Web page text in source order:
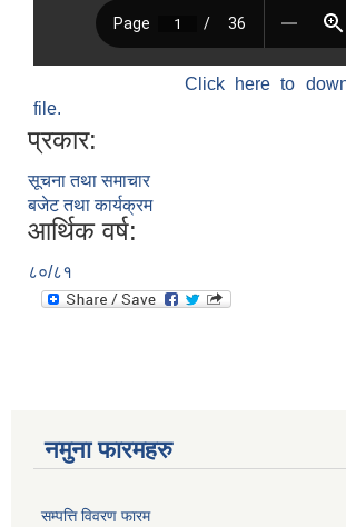
Click here to
file.
प्रकार:
सूचना तथा समाचार
बजेट तथा कार्यक्रम
आर्थिक वर्ष:
८०/८१
नमुना फारमहरु
सम्पत्ति विवरण फारम